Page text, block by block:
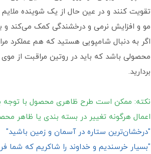
تقویت کنند و در عین حال از یک شوینده
مو و افزایش نرمی و درخشندگی کمک می‌کند و
اگر به‌ دنبال شامپویی هستید که هم عملکرد
محصولی باشد که باید در روتین مراقبت از
بردارید.
نکته: ممکن است طرح ظاهری محصول با توجه
اعمال هرگونه تغییر در بسته‌ بندی یا ظاهر
"درخشان‌ترین ستاره در آسمان و زمین باشید"
"بسیار خرسندیم و خداوند را شاکریم که شما